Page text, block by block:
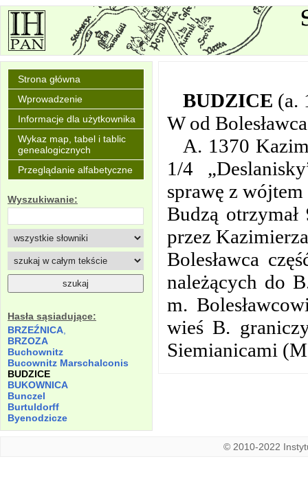
Strona główna
Wprowadzenie
Informacje dla użytkownika
Wykaz map, tabel i tablic
genealogicznych
Przeglądanie alfabetyczne
Wyszukiwanie:
Hasła sąsiadujące:
BRZEŹNICA
BRZOZA
Buchownitz
Bucownitz Marschalconis
BUDZICE
BUKOWNICA
Bunczel
Burtuldorff
Byenodzicze
BUDZICE (a.
W od
A. 1370
1/4
sprawę z
Budzą otrzymał
przez
Bolesławca
należących do
m.
wieś B.
Siemianicami
© 2010-2022